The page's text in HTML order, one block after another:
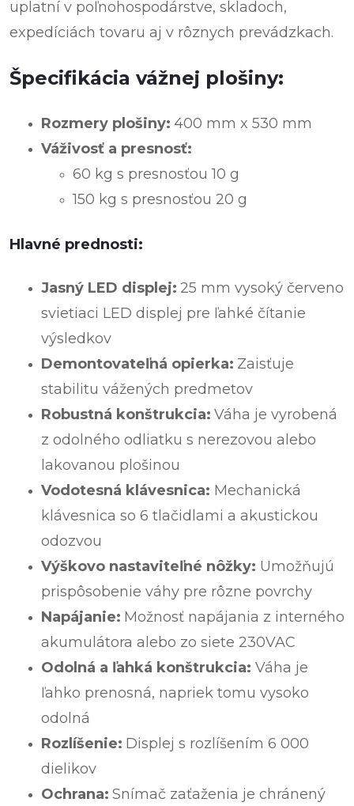
uplatní v poľnohospodárstve, skladoch,
expedíciách tovaru aj v rôznych prevádzkach.
Špecifikácia vážnej plošiny:
Rozmery plošiny: 400 mm x 530 mm
Váživosť a presnosť:
60 kg s presnosťou 10 g
150 kg s presnosťou 20 g
Hlavné prednosti:
Jasný LED displej: 25 mm vysoký červeno
svietiaci LED displej pre ľahké čítanie
výsledkov
Demontovateľná opierka: Zaisťuje
stabilitu vážených predmetov
Robustná konštrukcia: Váha je vyrobená
z odolného odliatku s nerezovou alebo
lakovanou plošinou
Vodotesná klávesnica: Mechanická
klávesnica so 6 tlačidlami a akustickou
odozvou
Výškovo nastaviteľné nôžky: Umožňujú
prispôsobenie váhy pre rôzne povrchy
Napájanie: Možnosť napájania z interného
akumulátora alebo zo siete 230VAC
Odolná a ľahká konštrukcia: Váha je
ľahko prenosná, napriek tomu vysoko
odolná
Rozlíšenie: Displej s rozlíšením 6 000
dielikov
Ochrana: Snímač zaťaženia je chránený